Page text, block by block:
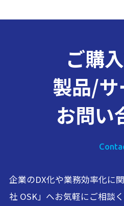
ご購
製品/サ
お問い
企業のDX化や業務効率化に
社 OSK」へお気軽にご相談く